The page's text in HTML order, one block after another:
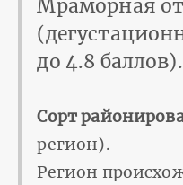
Мраморная
до 4.8 баллов).
Сорт
регион).
Регион